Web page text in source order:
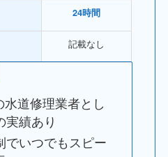
24時間
記載なし
道修理業者とし
実績あり
でいつでもスピー